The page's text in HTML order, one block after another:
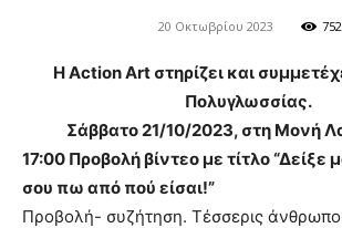
20 Οκτωβρίου 2023 752
Η Αction Art στηρίζει και
Πολυγλωσσίας.
Σάββατο 21/10/2023, στη Μονή
17:00 Προβολή βίντεο με τίτλο“Δείξε
σου πω από πού είσαι!”
Προβολή- συζήτηση. Τέσσερις